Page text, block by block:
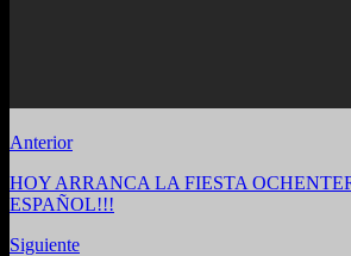
Anterior
HOY ARRANCA LA FIESTA
ESPAÑOL!!!
Siguiente